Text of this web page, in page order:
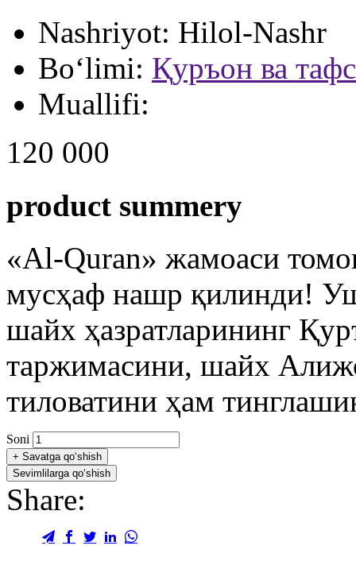
Nashriyot: Hilol-Nashr
Bo‘limi: Қуръон ва
Muallifi:
120 000
product summery
«Al-Quran» жамоаси
мусҳаф нашр қилинди!
шайх ҳазратларининг
таржимасини, шайх
тиловатини ҳам
Soni
+ Savatga qo‘shish
Sevimlilarga qo‘shish
Share: